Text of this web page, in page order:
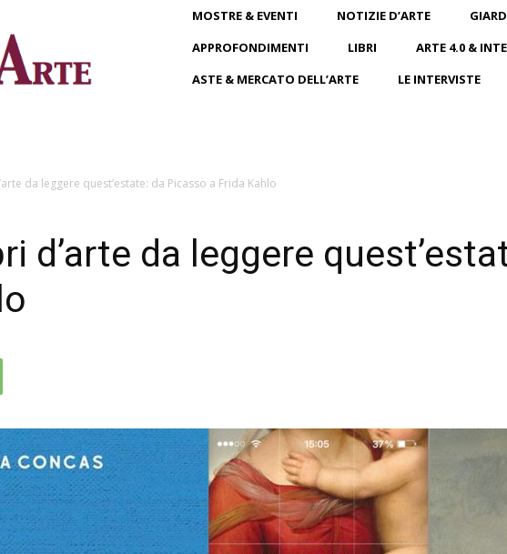
MOSTRE & EVENTI NOTIZIE D’ARTE
APPROFONDIMENTI
LIBRI
ARTE 4.0 &
ASTE & MERCATO DELL’ARTE
LE INTERVISTE
da leggere quest’estate: da Picasso a Frida Kahlo
d’arte da leggere